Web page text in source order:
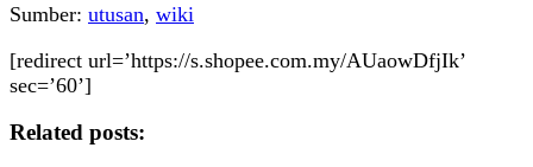
Sumber: utusan, wiki
[redirect url=’https://s.shopee.com.my/AUaowDfjIk’
sec=’60’]
Related posts: